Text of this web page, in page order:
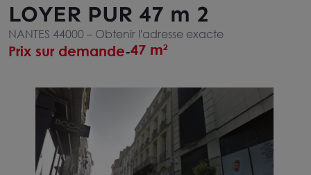
LOYER PUR 47 m 2
NANTES 44000 – Obtenir l'adresse exacte
Prix sur demande-47 m²